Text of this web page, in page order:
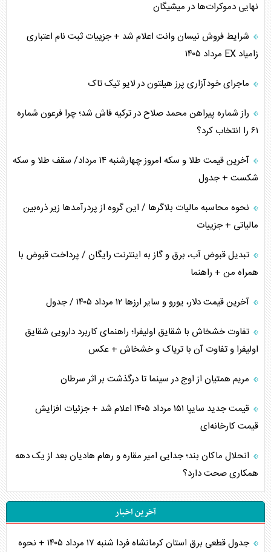
اهمیت راهبردی اردن برای آمریکا
پیام، ظرفیت بالفعل‌نشده تجارت ایران
همسویی عربستان با سنتکام علیه متحدان ایران
ترامپ و توهم خلع سلاح حماس
نهایی دموکرات‌ها در میشیگان
شرایط فروش نیسان وانت اعلام شد + جزییات ثبت نام اعتباری
زامیاد EX مرداد ۱۴۰۵
ماجرای خودآزاری پرز هیلتون در لایو تیک تاک
راز شماره پیراهن محمد صلاح در ترکیه فاش شد؛ چرا فرعون شماره
۶۱ را انتخاب کرد؟
آخرین قیمت طلا و سکه امروز چهارشنبه ۱۴ مرداد/ سقف طلا و سکه
شکست + جدول
نحوه محاسبه مالیات بلاگر‌ها / این گروه از پردرآمد‌ها زیر ذره‌بین
مالیاتی + جزییات
تبدیل قبوض آب، برق و گاز به اینترنت رایگان / پرداخت قبوض با
همراه من + راهنما
آخرین قیمت دلار، یورو و سایر ارز‌ها ۱۲ مرداد ۱۴۰۵ / جدول
تفاوت خشخاش با شقایق اولیفرا؛ راهنمای کاربرد دارویی شقایق
اولیفرا و تفاوت آن با تریاک و خشخاش + عکس
مریم همتیان از اوج در سینما تا درگذشت بر اثر سرطان
قیمت جدید سایپا ۱۵۱ مرداد ۱۴۰۵ اعلام شد + جزئیات افزایش
قیمت کارخانه‌ای
انحلال ماکان بند؛ جدایی امیر مقاره و رهام هادیان بعد از یک دهه
همکاری صحت دارد؟
آخرین اخبار
جدول قطعی برق استان کرمانشاه فردا شنبه ۱۷ مرداد ۱۴۰۵ + نحوه